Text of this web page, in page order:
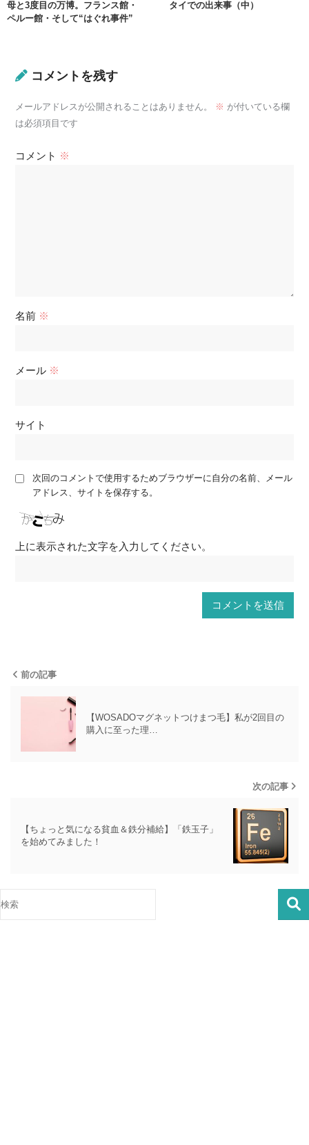
母と3度目の万博。フランス館・
ペルー館・そして“はぐれ事件”
タイでの出来事（中）
コメントを残す
メールアドレスが公開されることはありません。 ※ が付いている欄
は必須項目です
コメント ※
名前 ※
メール ※
サイト
次回のコメントで使用するためブラウザーに自分の名前、メール
アドレス、サイトを保存する。
上に表示された文字を入力してください。
前の記事
【WOSADOマグネットつけまつ毛】私が2回目の
購入に至った理…
次の記事
【ちょっと気になる貧血＆鉄分補給】「鉄玉子」
を始めてみました！